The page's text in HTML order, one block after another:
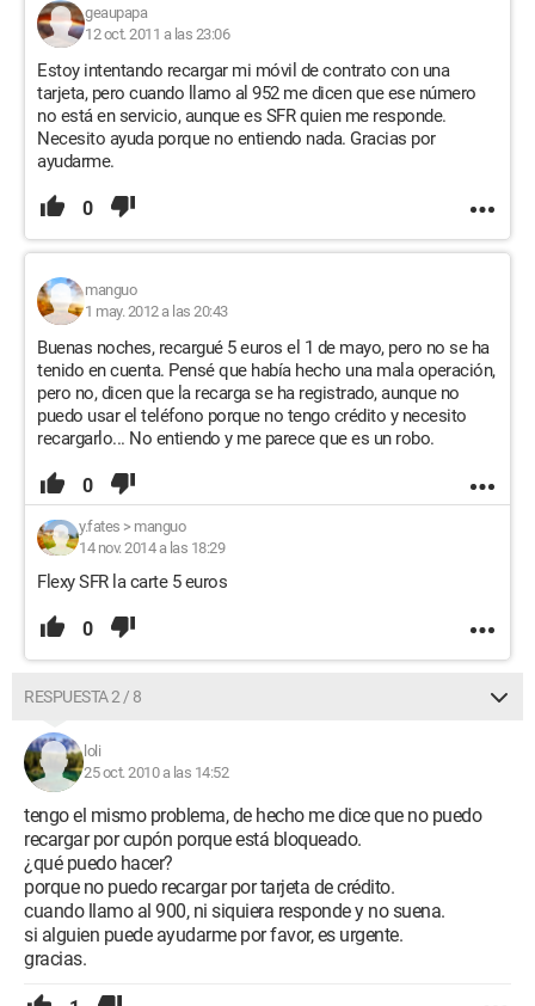
geaupapa
12 oct. 2011 a las 23:06
Estoy intentando recargar mi móvil de contrato con una
tarjeta, pero cuando llamo al 952 me dicen que ese número
no está en servicio, aunque es SFR quien me responde.
Necesito ayuda porque no entiendo nada. Gracias por
ayudarme.
0
manguo
1 may. 2012 a las 20:43
Buenas noches, recargué 5 euros el 1 de mayo, pero no se ha
tenido en cuenta. Pensé que había hecho una mala operación,
pero no, dicen que la recarga se ha registrado, aunque no
puedo usar el teléfono porque no tengo crédito y necesito
recargarlo... No entiendo y me parece que es un robo.
0
y.fates > manguo
14 nov. 2014 a las 18:29
Flexy SFR la carte 5 euros
0
RESPUESTA 2 / 8
loli
25 oct. 2010 a las 14:52
tengo el mismo problema, de hecho me dice que no puedo
recargar por cupón porque está bloqueado.
¿qué puedo hacer?
porque no puedo recargar por tarjeta de crédito.
cuando llamo al 900, ni siquiera responde y no suena.
si alguien puede ayudarme por favor, es urgente.
gracias.